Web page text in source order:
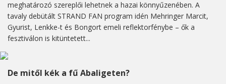
meghatározó szereplői lehetnek a hazai könnyűzenében. A
tavaly debütált STRAND FAN program idén Mehringer Marcit,
Gyurist, Lenkke-t és Bongort emeli reflektorfénybe – ők a
fesztiválon is kitüntetett...
De mitől kék a fű Abaligeten?